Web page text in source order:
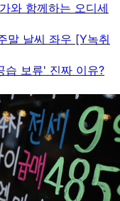
와 함께하는 오디세
말 날씨 좌우 [Y녹취
습 보류' 진짜 이유?